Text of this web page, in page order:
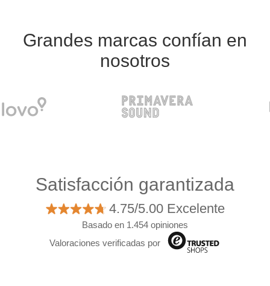
Grandes marcas confían en
nosotros
Satisfacción garantizada
4.75/5.00 Excelente
Basado en 1.454 opiniones
Valoraciones verificadas por